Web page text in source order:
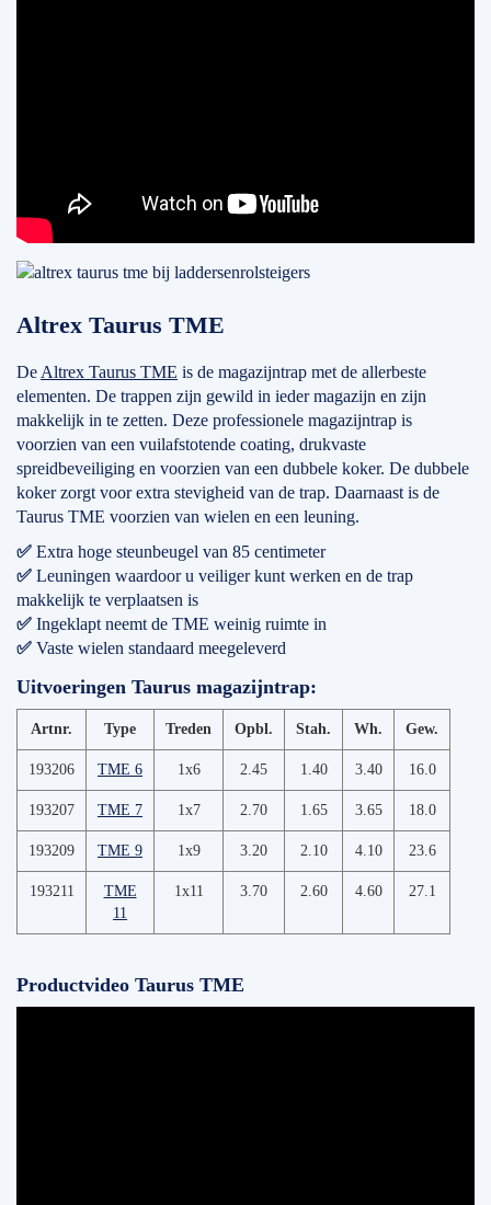
Altrex Taurus TME
De Altrex Taurus TME is de magazijntrap met de allerbeste
elementen. De trappen zijn gewild in ieder magazijn en zijn
makkelijk in te zetten. Deze professionele magazijntrap is
voorzien van een vuilafstotende coating, drukvaste
spreidbeveiliging en voorzien van een dubbele koker. De dubbele
koker zorgt voor extra stevigheid van de trap. Daarnaast is de
Taurus TME voorzien van wielen en een leuning.
✅ Extra hoge steunbeugel van 85 centimeter
✅ Leuningen waardoor u veiliger kunt werken en de trap
makkelijk te verplaatsen is
✅ Ingeklapt neemt de TME weinig ruimte in
✅ Vaste wielen standaard meegeleverd
Uitvoeringen Taurus magazijntrap:
Artnr. Type Treden Opbl. Stah. Wh. Gew.
193206 TME 6 1x6 2.45 1.40 3.40 16.0
193207 TME 7 1x7 2.70 1.65 3.65 18.0
193209 TME 9 1x9 3.20 2.10 4.10 23.6
193211
TME
11
1x11 3.70 2.60 4.60 27.1
Productvideo Taurus TME